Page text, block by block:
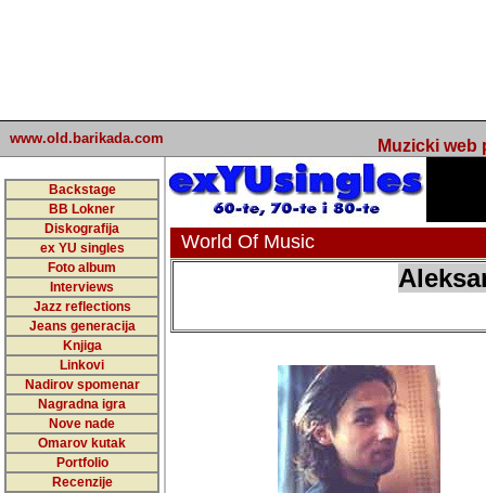
www.old.barikada.com Muzicki web
Backstage
BB Lokner
Diskografija
ex YU singles
Foto album
Interviews
Jazz reflections
Jeans generacija
Knjiga
Linkovi
Nadirov spomenar
Nagradna igra
Nove nade
Omarov kutak
Portfolio
Recenzije
World Of Music